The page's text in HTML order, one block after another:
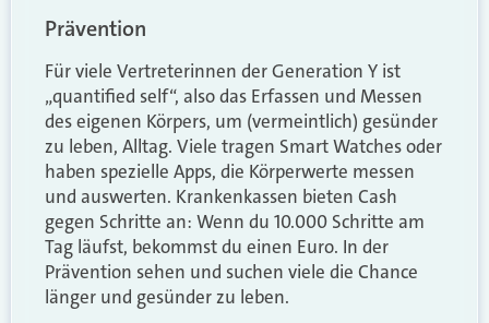
Prävention
Für viele Vertreterinnen der Generation Y ist
„quantified self“, also das Erfassen und Messen
des eigenen Körpers, um (vermeintlich) gesünder
zu leben, Alltag. Viele tragen Smart Watches oder
haben spezielle Apps, die Körperwerte messen
und auswerten. Krankenkassen bieten Cash
gegen Schritte an: Wenn du 10.000 Schritte am
Tag läufst, bekommst du einen Euro. In der
Prävention sehen und suchen viele die Chance
länger und gesünder zu leben.